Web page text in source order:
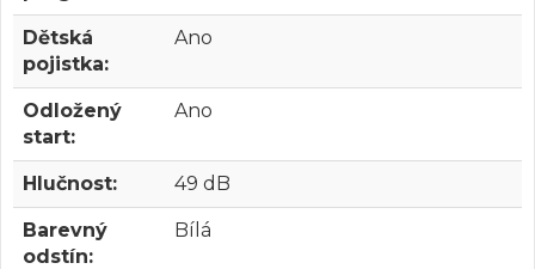
Dětská
pojistka:
Ano
Odložený
start:
Ano
Hlučnost: 49 dB
Barevný
odstín:
Bílá